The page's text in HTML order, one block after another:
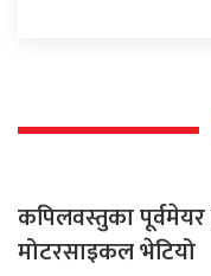
कपिलवस्तुका
मोटरसाइकल भेटियो